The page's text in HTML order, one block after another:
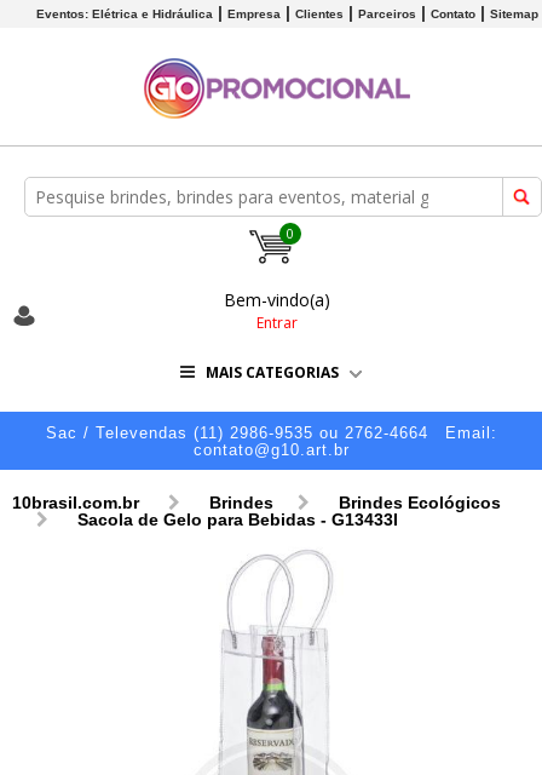
Eventos: Elétrica e Hidráulica Empresa Clientes Parceiros Contato Sitemap
0
Bem-vindo(a)
Entrar
MAIS CATEGORIAS
Sac / Televendas (11) 2986-9535 ou 2762-4664
Email:
contato@g10.art.br
10brasil.com.br Brindes
Brindes Ecológicos
Sacola de Gelo para Bebidas - G13433I